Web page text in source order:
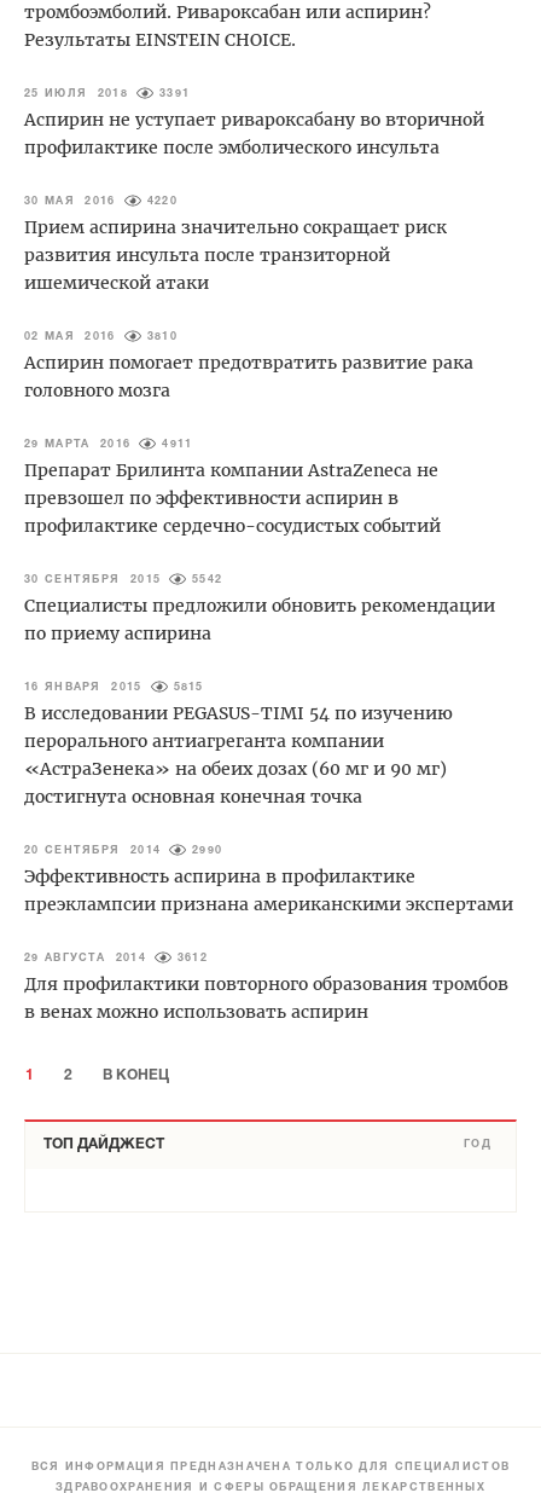
тромбоэмболий. Ривароксабан или аспирин?
Результаты EINSTEIN CHOICE.
25 ИЮЛЯ 2018 3391
Аспирин не уступает ривароксабану во вторичной
профилактике после эмболического инсульта
30 МАЯ 2016 4220
Прием аспирина значительно сокращает риск
развития инсульта после транзиторной
ишемической атаки
02 МАЯ 2016 3810
Аспирин помогает предотвратить развитие рака
головного мозга
29 МАРТА 2016 4911
Препарат Брилинта компании AstraZeneca не
превзошел по эффективности аспирин в
профилактике сердечно-сосудистых событий
30 СЕНТЯБРЯ 2015 5542
Специалисты предложили обновить рекомендации
по приему аспирина
16 ЯНВАРЯ 2015 5815
В исследовании PEGASUS-TIMI 54 по изучению
перорального антиагреганта компании
«АстраЗенека» на обеих дозах (60 мг и 90 мг)
достигнута основная конечная точка
20 СЕНТЯБРЯ 2014 2990
Эффективность аспирина в профилактике
преэклампсии признана американскими экспертами
29 АВГУСТА 2014 3612
Для профилактики повторного образования тромбов
в венах можно использовать аспирин
1 2 В КОНЕЦ
ТОП ДАЙДЖЕСТ ГОД
ВСЯ ИНФОРМАЦИЯ ПРЕДНАЗНАЧЕНА ТОЛЬКО ДЛЯ СПЕЦИАЛИСТОВ
ЗДРАВООХРАНЕНИЯ И СФЕРЫ ОБРАЩЕНИЯ ЛЕКАРСТВЕННЫХ